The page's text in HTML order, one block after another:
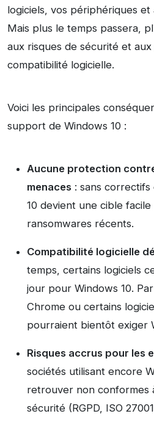
logiciels, vos périphériques
Mais plus le temps passera,
aux risques de sécurité et
compatibilité logicielle.
Voici les principales
support de Windows 10 :
Aucune protection
menaces : sans
10 devient une cible
ransomwares récents.
Compatibilité logicielle
temps, certains logiciels
jour pour Windows 10.
Chrome ou certains
pourraient bientôt exiger
Risques accrus pour les
sociétés utilisant encore
retrouver non conformes
sécurité (RGPD, ISO